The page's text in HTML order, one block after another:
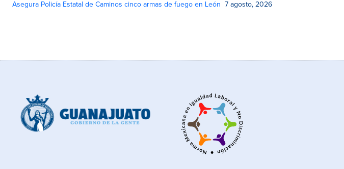
Asegura Policía Estatal de Caminos cinco armas de fuego en León
7 agosto, 2026